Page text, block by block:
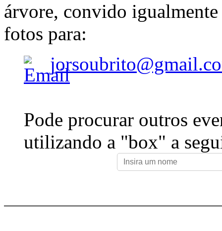
árvore, convido
fotos para:
Pode procurar outros
utilizando a "box" a